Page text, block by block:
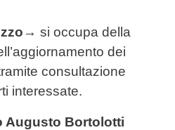
→ si occupa della
dei
consultazione
interessate.
Augusto Bortolotti